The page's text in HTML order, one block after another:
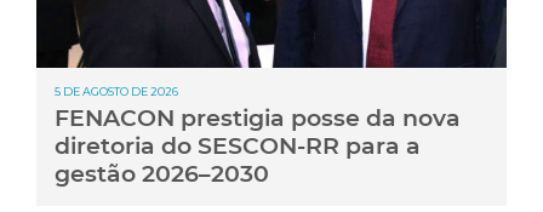
5 DE AGOSTO DE 2026
FENACON prestigia posse da nova
diretoria do SESCON-RR para a
gestão 2026–2030